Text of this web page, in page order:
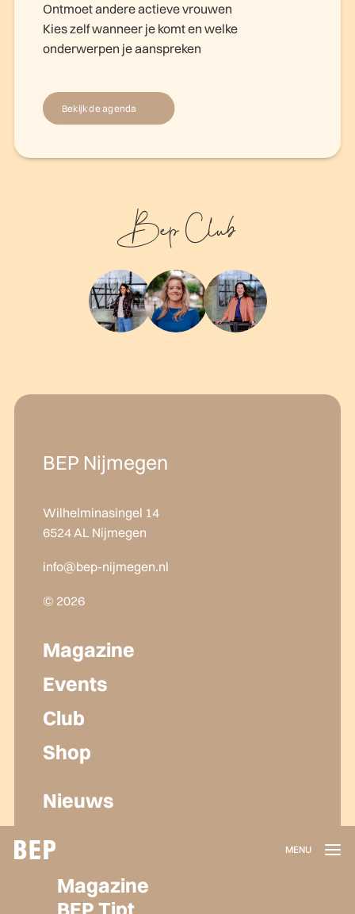
Magazine
BEP Tipt
Ontmoet andere actieve vrouwen
Kies zelf wanneer je komt en welke
onderwerpen je aanspreken
Bekijk de agenda
Bep Club
BEP Nijmegen
Wilhelminasingel 14
6524 AL Nijmegen
info@bep-nijmegen.nl
© 2026
Magazine
Events
Club
Shop
Nieuws
Lidmaatschap
Herroepen